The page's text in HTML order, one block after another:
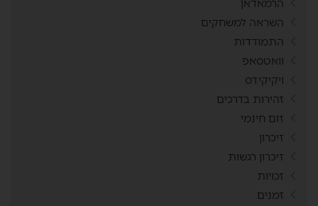
הרמאדאן
השראה למשחקים
התמודדות
וואטסאפ
ויקיקידס
זהירות בדרכים
זום חינמי
זיכרון
זיכרון רגשות
זכויות
זמנים